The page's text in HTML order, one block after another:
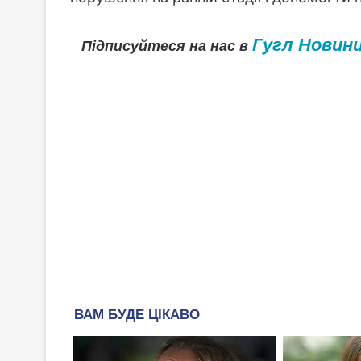
Підписуйтеся на нас в Гугл